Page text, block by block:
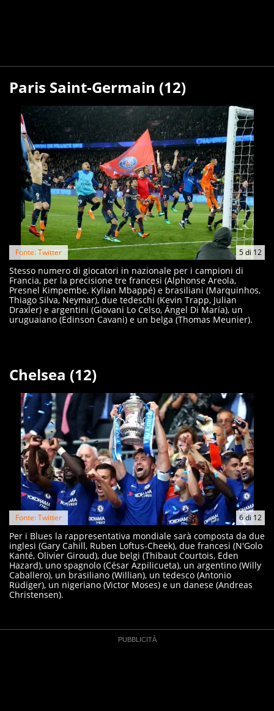
Paris Saint-Germain (12)
5di 12
Fonte: Twitter
Stesso numero di giocatori in nazionale per i campioni di
Francia, per la precisione tre francesi (Alphonse Areola,
Presnel Kimpembe, Kylian Mbappé) e brasiliani (Marquinhos,
Thiago Silva, Neymar), due tedeschi (Kevin Trapp, Julian
Draxler) e argentini (Giovani Lo Celso, Ángel Di María), un
uruguaiano (Edinson Cavani) e un belga (Thomas Meunier).
Chelsea (12)
6di 12
Fonte: Twitter
Per i Blues la rappresentativa mondiale sarà composta da due
inglesi (Gary Cahill, Ruben Loftus-Cheek), due francesi (N'Golo
Kanté, Olivier Giroud), due belgi (Thibaut Courtois, Eden
Hazard), uno spagnolo (César Azpilicueta), un argentino (Willy
Caballero), un brasiliano (Willian), un tedesco (Antonio
Rüdiger), un nigeriano (Victor Moses) e un danese (Andreas
Christensen).